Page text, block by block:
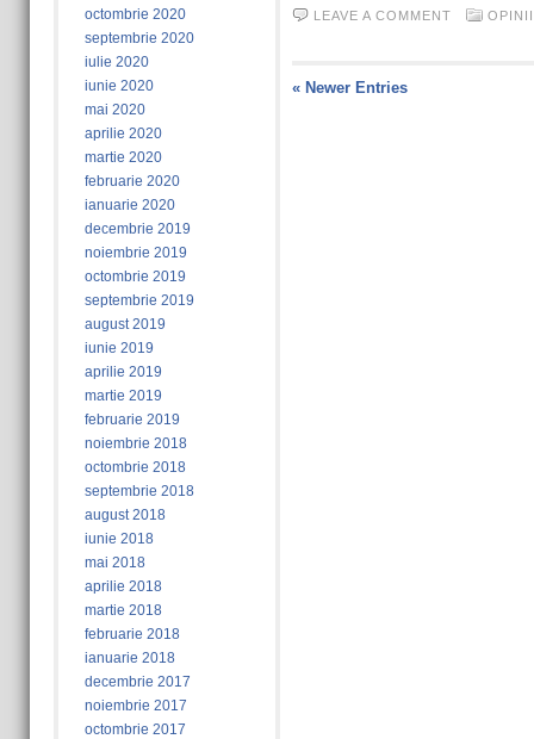
octombrie 2020
septembrie 2020
iulie 2020
iunie 2020
mai 2020
aprilie 2020
martie 2020
februarie 2020
ianuarie 2020
decembrie 2019
noiembrie 2019
octombrie 2019
septembrie 2019
august 2019
iunie 2019
aprilie 2019
martie 2019
februarie 2019
noiembrie 2018
octombrie 2018
septembrie 2018
august 2018
iunie 2018
mai 2018
aprilie 2018
martie 2018
februarie 2018
ianuarie 2018
decembrie 2017
noiembrie 2017
octombrie 2017
LEAVE A COMMENT OPINII
« Newer Entries